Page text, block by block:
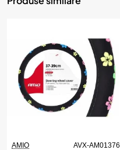
AMIO AVX-AM01376